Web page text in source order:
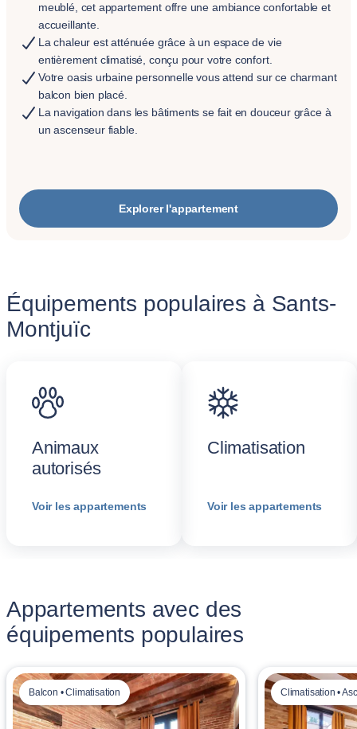
meublé, cet appartement offre une ambiance confortable et
accueillante.
La chaleur est atténuée grâce à un espace de vie
entièrement climatisé, conçu pour votre confort.
Votre oasis urbaine personnelle vous attend sur ce charmant
balcon bien placé.
La navigation dans les bâtiments se fait en douceur grâce à
un ascenseur fiable.
Explorer l'appartement
Équipements populaires à Sants-
Montjuïc
Animaux
autorisés
Voir les appartements
Climatisation
Voir les appartements
Appartements avec des
équipements populaires
Balcon • Climatisation Climatisation •